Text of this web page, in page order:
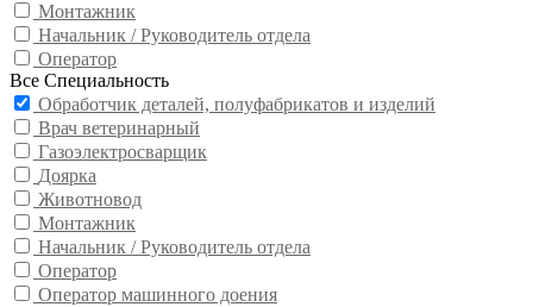
Монтажник
Начальник / Руководитель отдела
Оператор
Все Специальность
Обработчик деталей, полуфабрикатов и изделий
Врач ветеринарный
Газоэлектросварщик
Доярка
Животновод
Монтажник
Начальник / Руководитель отдела
Оператор
Оператор машинного доения